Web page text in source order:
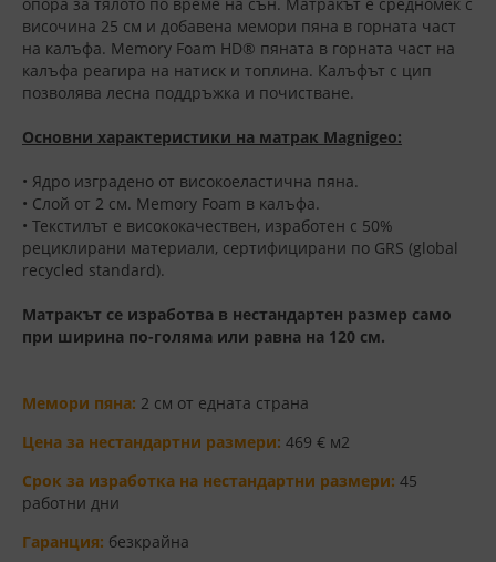
опора за тялото по време на сън. Матракът е средномек с
височина 25 см и добавена мемори пяна в горната част
на калъфа. Memory Foam HD® пяната в горната част на
калъфа реагира на натиск и топлина. Калъфът с цип
позволява лесна поддръжка и почистване.
Основни характеристики на матрак Magnigeo:
• Ядро изградено от високоеластична пяна.
• Слой от 2 см. Memory Foam в калъфа.
• Текстилът е висококачествен, изработен с 50%
рециклирани материали, сертифицирани по GRS (global
recycled standard).
Матракът се изработва в нестандартен размер само
при ширина по-голяма или равна на 120 см.
Mемори пяна: 2 см от едната страна
Цена за нестандартни размери: 469 € м2
Срок за изработка на нестандартни размери: 45
работни дни
Гаранция: безкрайна